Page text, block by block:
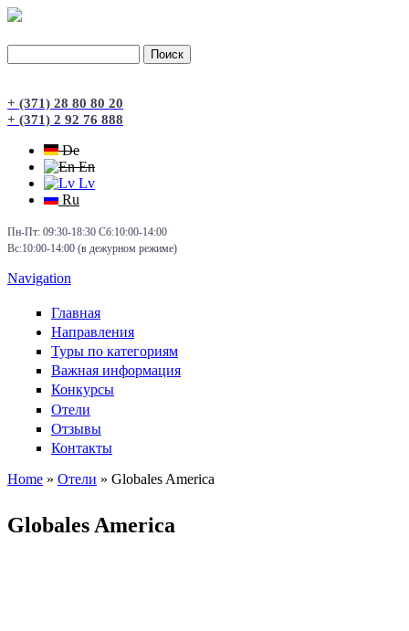
+ (371) 28 80 80 20
+ (371) 2 92 76 888
De
En
Lv
Ru
Пн-Пт: 09:30-18:30 Сб:10:00-14:00
Вс:10:00-14:00 (в дежурном режиме)
Navigation
Главная
Направления
Туры по категориям
Важная информация
Конкурсы
Отели
Отзывы
Контакты
Home » Отели » Globales America
Globales America